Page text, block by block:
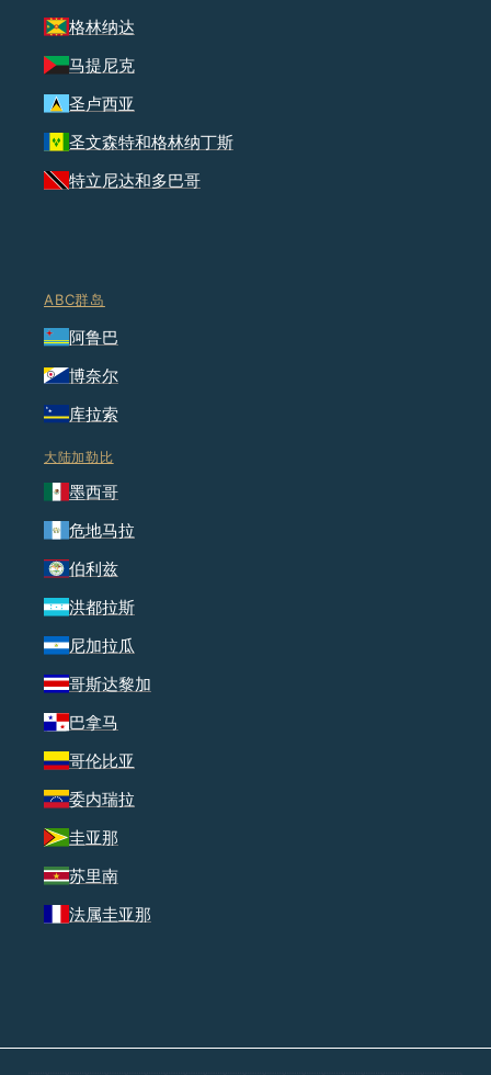
格林纳达
马提尼克
圣卢西亚
圣文森特和格林纳丁斯
特立尼达和多巴哥
ABC群岛
阿鲁巴
博奈尔
库拉索
大陆加勒比
墨西哥
危地马拉
伯利兹
洪都拉斯
尼加拉瓜
哥斯达黎加
巴拿马
哥伦比亚
委内瑞拉
圭亚那
苏里南
法属圭亚那